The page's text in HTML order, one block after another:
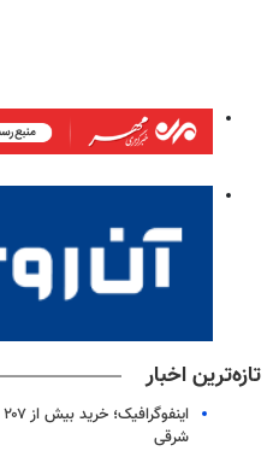
تازه‌ترین اخبار
شرقی